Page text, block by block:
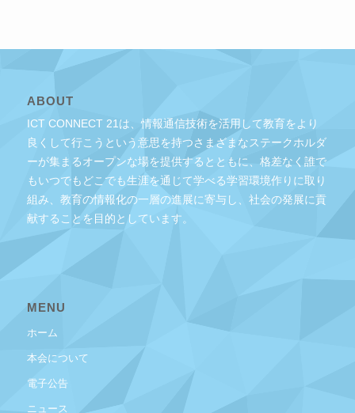
ABOUT
ICT CONNECT 21は、情報通信技術を活用して教育をより
良くして行こうという意思を持つさまざまなステークホルダ
ーが集まるオープンな場を提供するとともに、格差なく誰で
もいつでもどこでも生涯を通じて学べる学習環境作りに取り
組み、教育の情報化の一層の進展に寄与し、社会の発展に貢
献することを目的としています。
MENU
ホーム
本会について
電子公告
ニュース